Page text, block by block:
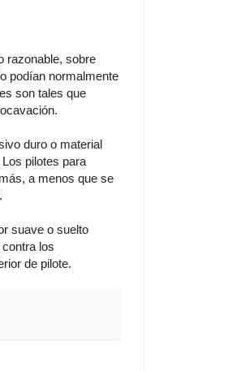
razonable, sobre
podían normalmente
son tales que
duro o material
pilotes para
a menos que se
suave o suelto
los
de pilote.